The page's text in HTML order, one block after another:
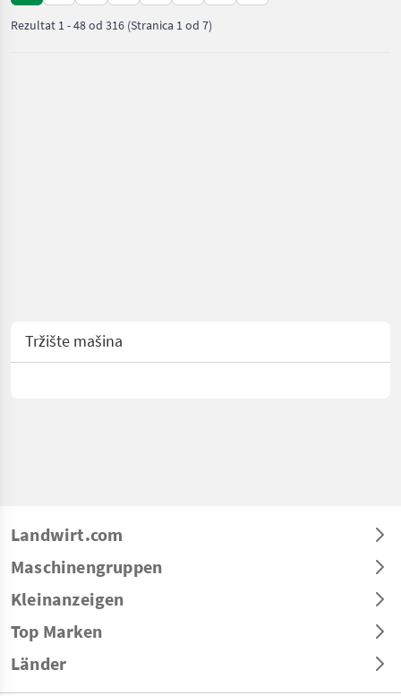
Rezultat 1-48od 316 (Stranica 1 od 7)
Tržište mašina
Landwirt.com
Maschinengruppen
Kleinanzeigen
Top Marken
Länder